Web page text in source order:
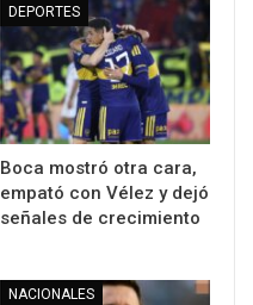
DEPORTES
Boca mostró otra cara,
empató con Vélez y dejó
señales de crecimiento
NACIONALES